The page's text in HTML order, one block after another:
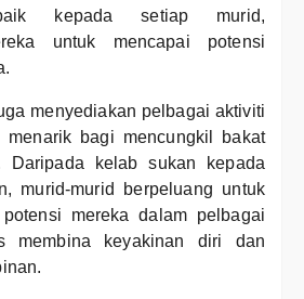
kepada setiap murid,
untuk mencapai potensi
menyediakan pelbagai aktiviti
menarik bagi mencungkil bakat
Daripada kelab sukan kepada
murid-murid berpeluang untuk
potensi mereka dalam pelbagai
membina keyakinan diri dan